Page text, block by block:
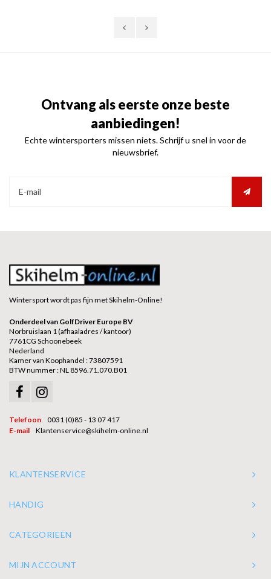
Ontvang als eerste onze beste
aanbiedingen!
Echte wintersporters missen niets. Schrijf u snel in voor de
nieuwsbrief.
Wintersport wordt pas fijn met Skihelm-Online!
Onderdeel van GolfDriver Europe BV
Norbruislaan 1 (afhaaladres / kantoor)
7761CG Schoonebeek
Nederland
Kamer van Koophandel : 73807591
BTW nummer : NL 8596.71.070.B01
Telefoon
0031 (0)85 - 13 07 417
E-mail
Klantenservice@skihelm-online.nl
KLANTENSERVICE
HANDIG
CATEGORIEËN
MIJN ACCOUNT